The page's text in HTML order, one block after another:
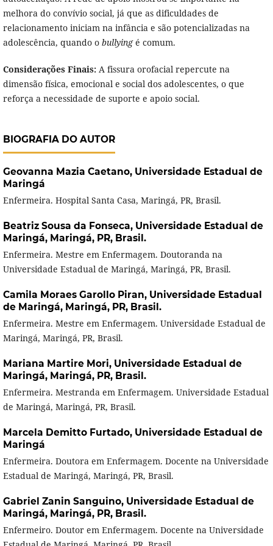
melhora do convívio social, já que as dificuldades de
relacionamento iniciam na infância e são potencializadas na
adolescência, quando o bullyingé comum.
Considerações Finais:A fissura orofacial repercute na
dimensão física, emocional e social dos adolescentes, o que
reforça a necessidade de suporte e apoio social.
BIOGRAFIA DO AUTOR
Geovanna Mazia Caetano, Universidade Estadual de
Maringá
Enfermeira. Hospital Santa Casa, Maringá, PR, Brasil.
Beatriz Sousa da Fonseca, Universidade Estadual de
Maringá, Maringá, PR, Brasil.
Enfermeira. Mestre em Enfermagem. Doutoranda na
Universidade Estadual de Maringá, Maringá, PR, Brasil.
Camila Moraes Garollo Piran, Universidade Estadual
de Maringá, Maringá, PR, Brasil.
Enfermeira. Mestre em Enfermagem. Universidade Estadual de
Maringá, Maringá, PR, Brasil.
Mariana Martire Mori, Universidade Estadual de
Maringá, Maringá, PR, Brasil.
Enfermeira. Mestranda em Enfermagem. Universidade Estadual
de Maringá, Maringá, PR, Brasil.
Marcela Demitto Furtado, Universidade Estadual de
Maringá
Enfermeira. Doutora em Enfermagem. Docente na Universidade
Estadual de Maringá, Maringá, PR, Brasil.
Gabriel Zanin Sanguino, Universidade Estadual de
Maringá, Maringá, PR, Brasil.
Enfermeiro. Doutor em Enfermagem. Docente na Universidade